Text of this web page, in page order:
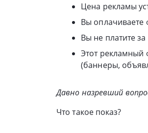
Цена рекламы
Вы оплачиваете
Вы не платите за
Этот рекламный
(баннеры,
Давно назревший
Что такое показ?